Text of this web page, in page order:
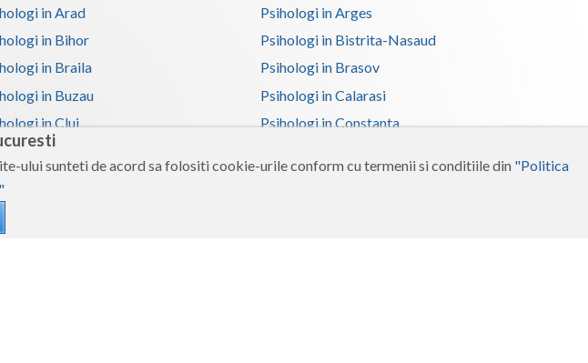
ului sunteti de acord sa folositi cookie-urile conform cu termenii si conditiile din "Politica
in Arad
Psihologi in Arges
in Bihor
Psihologi in Bistrita-Nasaud
in Braila
Psihologi in Brasov
in Buzau
Psihologi in Calarasi
in Cluj
Psihologi in Constanta
in Dambovita
in Hunedoara
in Ilfov